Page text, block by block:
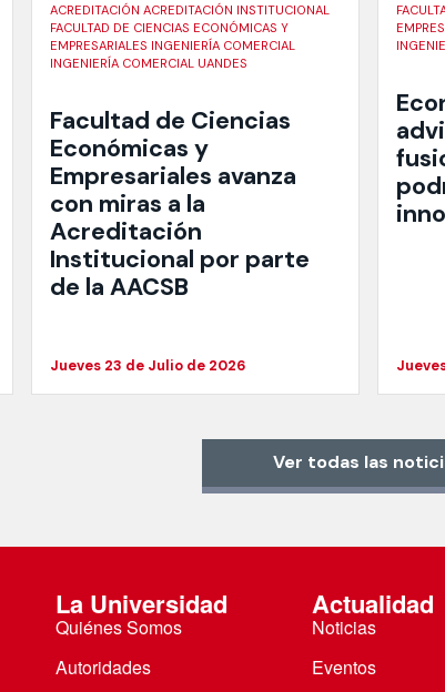
ACREDITACIÓN ACREDITACIÓN INSTITUCIONAL
FACULTAD DE CIENCIAS ECONÓMICAS Y
EMPRESARIALES INGENIERÍA COMERCIAL
INGENIERÍA COMERCIAL UANDES
Facultad de Ciencias
Económicas y
Empresariales avanza
con miras a la
Acreditación
Institucional por parte
de la AACSB
Jueves 23 de Julio de 2026
Ver todas las
La Universidad
Quiénes Somos
Autoridades
Actualidad
Noticias
Eventos